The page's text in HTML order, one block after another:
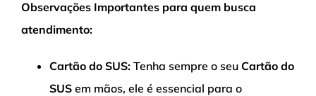
Observações Importantes para quem busca
atendimento:
Cartão do SUS: Tenha sempre o seu Cartão do
SUS em mãos, ele é essencial para o